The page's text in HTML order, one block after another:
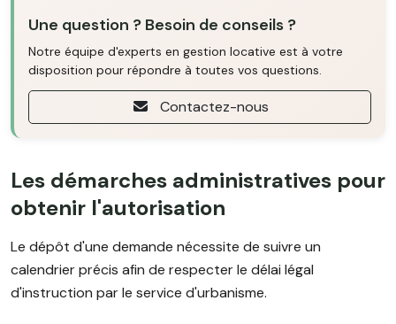
Une question ? Besoin de conseils ?
Notre équipe d'experts en gestion locative est à votre
disposition pour répondre à toutes vos questions.
Contactez-nous
Les démarches administratives pour
obtenir l'autorisation
Le dépôt d'une demande nécessite de suivre un
calendrier précis afin de respecter le délai légal
d'instruction par le service d'urbanisme.